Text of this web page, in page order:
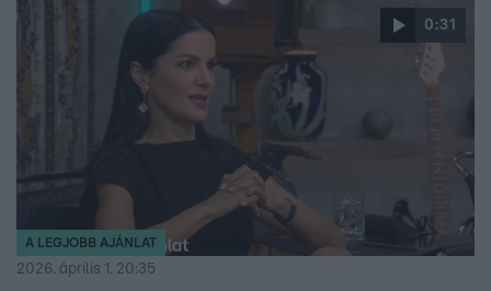
0:31
A LEGJOBB AJÁNLAT
2026. április 1. 20:35